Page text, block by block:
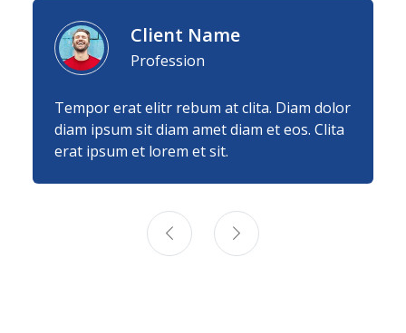
Client Name
Profession
Tempor erat elitr rebum at clita. Diam dolor
diam ipsum sit diam amet diam et eos. Clita
erat ipsum et lorem et sit.